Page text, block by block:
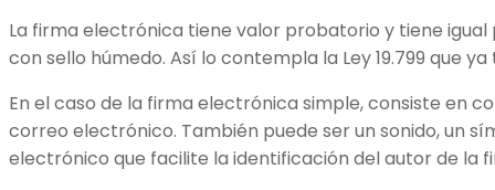
La firma electrónica tiene valor probatorio y tiene igual
con sello húmedo. Así lo contempla la Ley 19.799 que
En el caso de la firma electrónica simple, consiste en
correo electrónico. También puede ser un sonido, un
electrónico que facilite la identificación del autor de la